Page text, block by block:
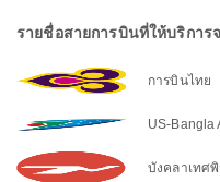
รายชื่อสายการบินที่ให้บริการ
การบินไทย
US-Bangla
บังคลาเทศ